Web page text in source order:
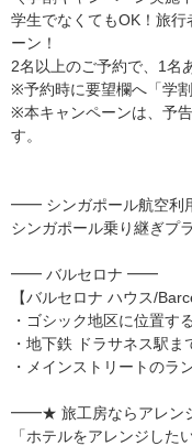
学生でなくてもOK！旅
ーン！
2名以上のご予約で、1名
※予約時に要望欄へ「学
※本キャンペーンは、予
す。
━━ シンガポール航空
シンガポール乗り継ぎプ
━━ バルセロナ ━━
【バルセロナ ハウス/
・ゴシック地区に位置す
・地下鉄 ドラサネス駅ま
・メインストリートのラ
━━★ 旅工房ならアレン
「ホテルをアレンジしたい